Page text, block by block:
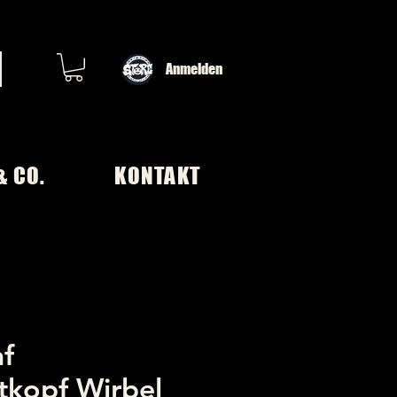
Anmelden
CO. KONTAKT
Wirbel